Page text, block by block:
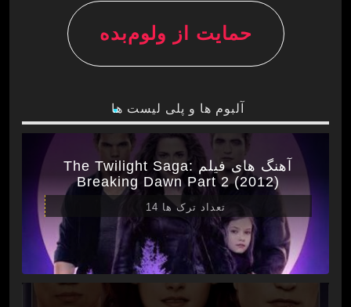
حمایت از ولوم‌بده
آلبوم ها و پلی لیست ها
آهنگ های فیلم The Twilight Saga:
Breaking Dawn Part 2 (2012)
تعداد ترک ها 14